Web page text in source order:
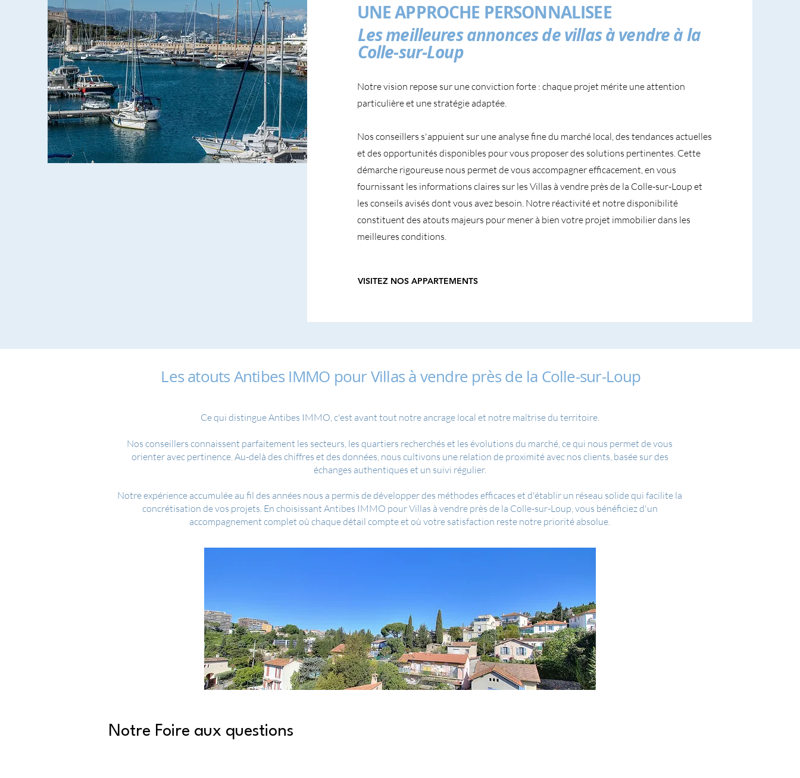
UNE APPROCHE PERSONNALISEE
Les meilleures annonces de villas à vendre à la
Colle-sur-Loup
Notre vision repose sur une conviction forte : chaque projet mérite une attention
particulière et une stratégie adaptée.
Nos conseillers s'appuient sur une analyse fine du marché local, des tendances actuelles
et des opportunités disponibles pour vous proposer des solutions pertinentes. Cette
démarche rigoureuse nous permet de vous accompagner efficacement, en vous
fournissant les informations claires sur les Villas à vendre près de la Colle-sur-Loup et
les conseils avisés dont vous avez besoin. Notre réactivité et notre disponibilité
constituent des atouts majeurs pour mener à bien votre projet immobilier dans les
meilleures conditions.
VISITEZ NOS APPARTEMENTS
Les atouts Antibes IMMO pour Villas à vendre près de la Colle-sur-Loup
Ce qui distingue Antibes IMMO, c'est avant tout notre ancrage local et notre maîtrise du territoire.
Nos conseillers connaissent parfaitement les secteurs, les quartiers recherchés et les évolutions du marché, ce qui nous permet de vous
orienter avec pertinence. Au-delà des chiffres et des données, nous cultivons une relation de proximité avec nos clients, basée sur des
échanges authentiques et un suivi régulier.
Notre expérience accumulée au fil des années nous a permis de développer des méthodes efficaces et d'établir un réseau solide qui facilite la
concrétisation de vos projets. En choisissant Antibes IMMO pour Villas à vendre près de la Colle-sur-Loup, vous bénéficiez d'un
accompagnement complet où chaque détail compte et où votre satisfaction reste notre priorité absolue.
Notre Foire aux questions